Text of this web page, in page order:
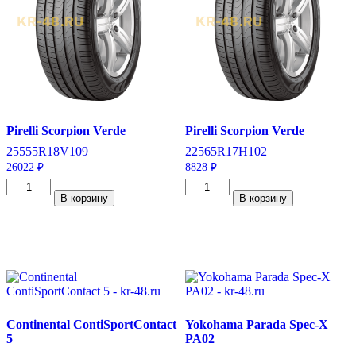
Pirelli Scorpion Verde
25555R18V109
26022 ₽
Количество
товара
109
V
В корзину
Pirelli Scorpion Verde
22565R17H102
8828 ₽
Количество
товара
102
H
В корзину
Continental ContiSportContact
5
Yokohama Parada Spec-X
PA02